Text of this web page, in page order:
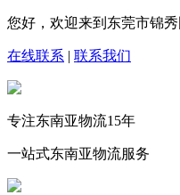
您好，欢迎来到东莞市锦
在线联系 | 联系我们
专注东南亚物流15年
一站式东南亚物流服务